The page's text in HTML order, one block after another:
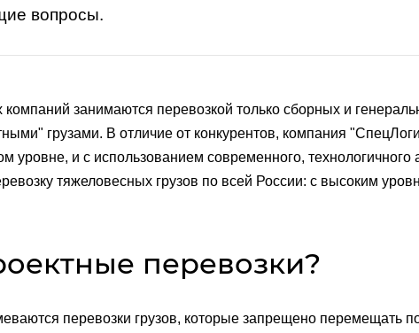
вопросы.
компаний занимаются перевозкой только сборных и
грузами. В отличие от конкурентов, компания
уровне, и с использованием современного,
тяжеловесных грузов по всей России: с высоким
перевозки?
перевозки грузов, которые запрещено перемещать